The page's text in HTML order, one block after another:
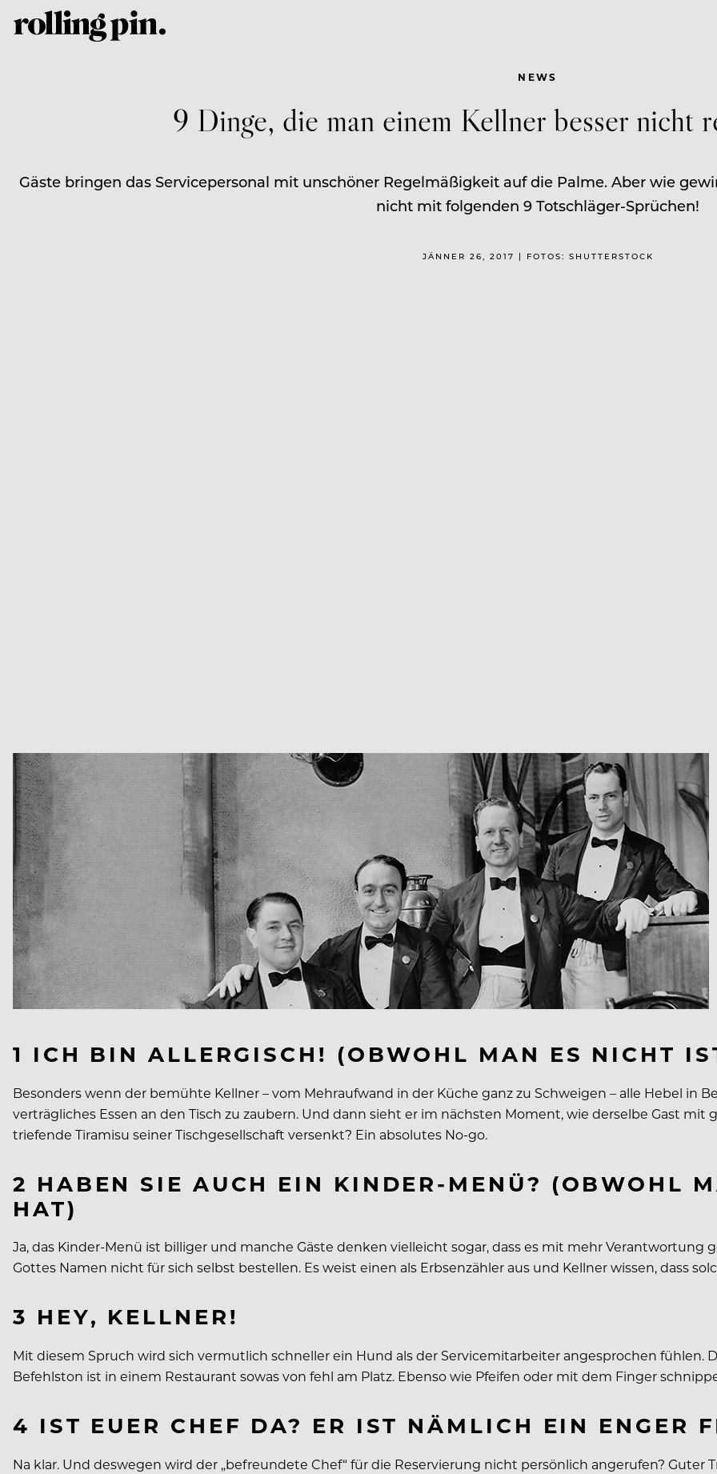
NEWS
9 Dinge, die man einem Kellner besser nicht
Gäste bringen das Servicepersonal mit unschöner Regelmäßigkeit auf die Palme. Aber wie
nicht mit folgenden 9 Totschläger-Sprüchen!
JÄNNER 26, 2017 | FOTOS: SHUTTERSTOCK
1 ICH BIN ALLERGISCH! (OBWOHL MAN ES NICHT
Besonders wenn der bemühte Kellner – vom Mehraufwand in der Küche ganz zu Schweigen – alle Hebel in
verträgliches Essen an den Tisch zu zaubern. Und dann sieht er im nächsten Moment, wie derselbe Gast mit
triefende Tiramisu seiner Tischgesellschaft versenkt? Ein absolutes No-go.
2 HABEN SIE AUCH EIN KINDER-MENÜ? (OBWOHL
HAT)
Ja, das Kinder-Menü ist billiger und manche Gäste denken vielleicht sogar, dass es mit mehr Verantwortung
Gottes Namen nicht für sich selbst bestellen. Es weist einen als Erbsenzähler aus und Kellner wissen, dass
3 HEY, KELLNER!
Mit diesem Spruch wird sich vermutlich schneller ein Hund als der Servicemitarbeiter angesprochen fühlen.
Befehlston ist in einem Restaurant sowas von fehl am Platz. Ebenso wie Pfeifen oder mit dem Finger
4 IST EUER CHEF DA? ER IST NÄMLICH EIN ENGER
Na klar. Und deswegen wird der „befreundete Chef“ für die Reservierung nicht persönlich angerufen? Guter